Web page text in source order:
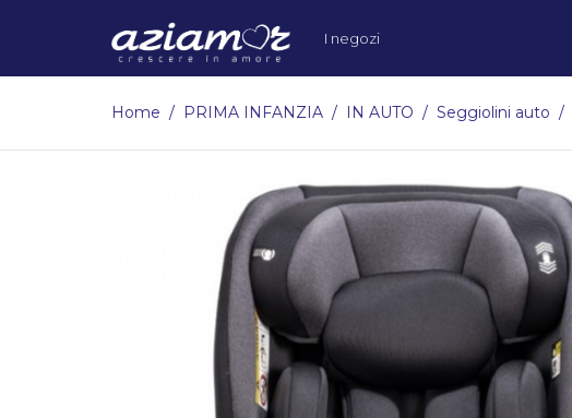
I negozi
Home PRIMA INFANZIA IN AUTO Seggiolini auto